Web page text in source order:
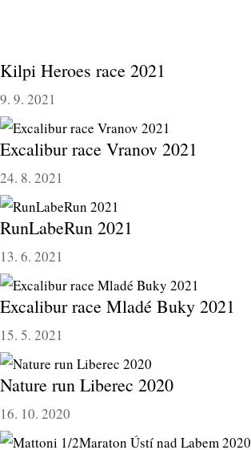
Kilpi Heroes race 2021
9. 9. 2021
Excalibur race Vranov 2021
24. 8. 2021
RunLabeRun 2021
13. 6. 2021
Excalibur race Mladé Buky 2021
15. 5. 2021
Nature run Liberec 2020
16. 10. 2020